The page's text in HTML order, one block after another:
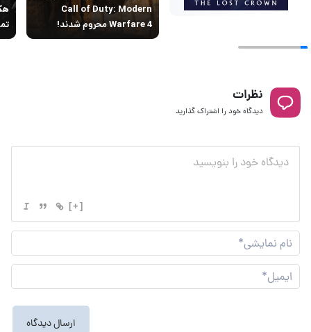
Call of Duty: Modern
Warfare 4 محروم شدند!
نظرات
دیدگاه خود را اشتراک گذارید
[+]
نام